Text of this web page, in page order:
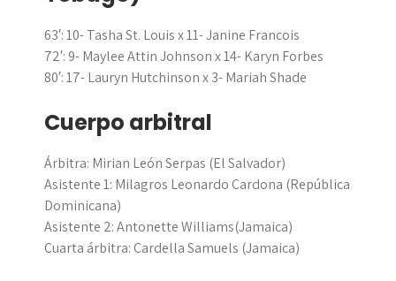
63′: 10- Tasha St. Louis x 11- Janine Francois
72′: 9- Maylee Attin Johnson x 14- Karyn Forbes
80′: 17- Lauryn Hutchinson x 3- Mariah Shade
Cuerpo arbitral
Árbitra: Mirian León Serpas (El Salvador)
Asistente 1: Milagros Leonardo Cardona (República
Dominicana)
Asistente 2: Antonette Williams(Jamaica)
Cuarta árbitra: Cardella Samuels (Jamaica)